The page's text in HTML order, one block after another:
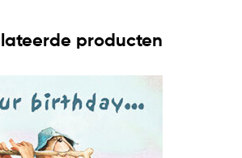
producten